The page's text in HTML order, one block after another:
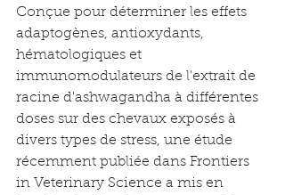
Conçue pour déterminer les effets
adaptogènes, antioxydants,
hématologiques et
immunomodulateurs de l'extrait de
racine d'ashwagandha à différentes
doses sur des chevaux exposés à
divers types de stress, une étude
récemment publiée dans Frontiers
in Veterinary Science a mis en